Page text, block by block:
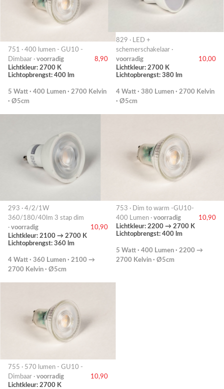
751 · 400 lumen - GU10 -
Dimbaar · voorradig
8,90
Lichtkleur: 2700 K
Lichtopbrengst: 400 lm
5 Watt · 400 Lumen · 2700 Kelvin
· Ø5cm
829 · LED +
schemerschakelaar ·
voorradig
10,00
Lichtkleur: 2700 K
Lichtopbrengst: 380 lm
4 Watt · 380 Lumen · 2700 Kelvin
· Ø5cm
293 · 4/2/1W
360/180/40lm 3 stap dim
· voorradig
10,90
Lichtkleur: 2100 → 2700 K
Lichtopbrengst: 360 lm
4 Watt · 360 Lumen · 2100 →
2700 Kelvin · Ø5cm
753 · Dim to warm -GU10-
400 Lumen · voorradig
10,90
Lichtkleur: 2200 → 2700 K
Lichtopbrengst: 400 lm
5 Watt · 400 Lumen · 2200 →
2700 Kelvin · Ø5cm
755 · 570 lumen - GU10 -
Dimbaar · voorradig
10,90
Lichtkleur: 2700 K